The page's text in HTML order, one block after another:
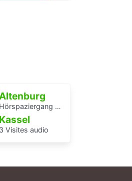
Jüdische Geschichte in Altenburg
Visites audio